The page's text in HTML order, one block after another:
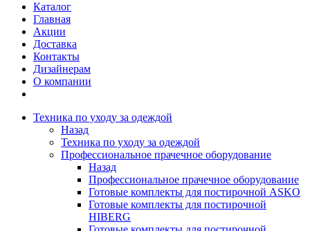
Каталог
Главная
Акции
Доставка
Контакты
Дизайнерам
О компании
Техника по уходу за одеждой
Назад
Техника по уходу за одеждой
Профессиональное прачечное оборудование
Назад
Профессиональное прачечное оборудование
Готовые комплекты для постирочной ASKO
Готовые комплекты для постирочной
HIBERG